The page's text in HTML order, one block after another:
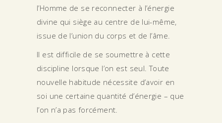
l’Homme de se reconnecter à l’énergie
divine qui siège au centre de lui-même,
issue de l’union du corps et de l’âme.
Il est difficile de se soumettre à cette
discipline lorsque l’on est seul. Toute
nouvelle habitude nécessite d’avoir en
soi une certaine quantité d’énergie – que
l’on n’a pas forcément.